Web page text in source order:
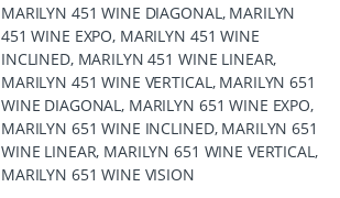
MARILYN 451 WINE DIAGONAL, MARILYN
451 WINE EXPO, MARILYN 451 WINE
INCLINED, MARILYN 451 WINE LINEAR,
MARILYN 451 WINE VERTICAL, MARILYN 651
WINE DIAGONAL, MARILYN 651 WINE EXPO,
MARILYN 651 WINE INCLINED, MARILYN 651
WINE LINEAR, MARILYN 651 WINE VERTICAL,
MARILYN 651 WINE VISION